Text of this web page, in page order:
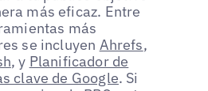
más eficaz. Entre
más
se incluyen Ahrefs,
, y Planificador de
clave de Google. Si